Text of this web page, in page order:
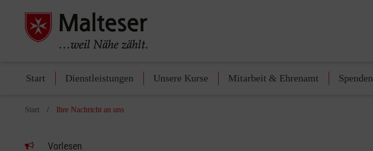
Start Dienstleistungen Unsere Kurse Mitarbeit & Ehrenamt Spenden
Start Ihre Nachricht an uns
Vorlesen